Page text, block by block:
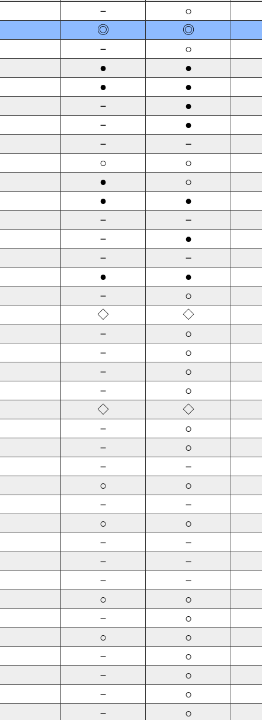
－ ○
◎ ◎
－ ○
● ●
● ●
－ ●
－ ●
－ －
○ ○
● ○
● ●
－ －
－ ●
－ －
● ●
－ ○
◇ ◇
－ ○
－ ○
－ ○
－ ○
◇ ◇
－ ○
－ ○
－ －
○ ○
－ －
○ ○
－ －
－ －
－ －
○ ○
－ ○
○ ○
－ ○
－ ○
－ ○
－ ○